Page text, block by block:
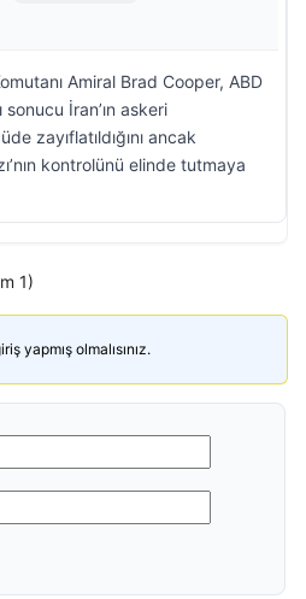
Amiral Brad Cooper, ABD
sonucu İran’ın askeri
zayıflatıldığını ancak
kontrolünü elinde tutmaya
1)
yapmış olmalısınız.